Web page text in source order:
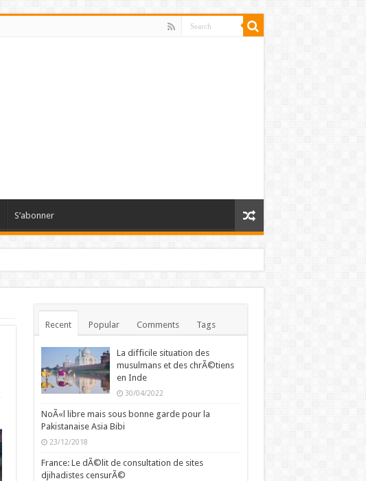
S’abonner
Recent Popular Comments Tags
La difficile situation des
musulmans et des chrÃ©tiens
en Inde
30/04/2022
NoÃ«l libre mais sous bonne garde pour la
Pakistanaise Asia Bibi
23/12/2018
France: Le dÃ©lit de consultation de sites
djihadistes censurÃ©